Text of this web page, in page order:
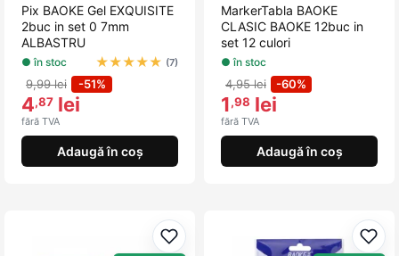
Pix BAOKE Gel EXQUISITE
2buc in set 0 7mm
ALBASTRU
● în stoc ★★★★★ (7)
9,99 lei -51%
4,87 lei
fără TVA
Adaugă în coș
MarkerTabla BAOKE
CLASIC BAOKE 12buc in
set 12 culori
● în stoc
4,95 lei -60%
1,98 lei
fără TVA
Adaugă în coș
Adaugă la favorite